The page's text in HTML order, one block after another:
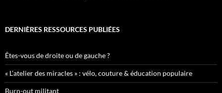
DERNIÈRES RESSOURCES PUBLIÉES
Êtes-vous de droite ou de gauche ?
« L’atelier des miracles » : vélo, couture & éducation populaire
Burn-out militant